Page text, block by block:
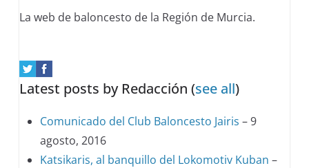
La web de baloncesto de la Región de Murcia.
Latest posts by Redacción(see all)
Comunicado del Club Baloncesto Jairis – 9
agosto, 2016
Katsikaris, al banquillo del Lokomotiv Kuban –